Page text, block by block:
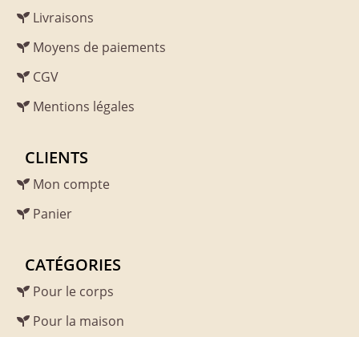
Livraisons
Moyens de paiements
CGV
Mentions légales
CLIENTS
Mon compte
Panier
CATÉGORIES
Pour le corps
Pour la maison